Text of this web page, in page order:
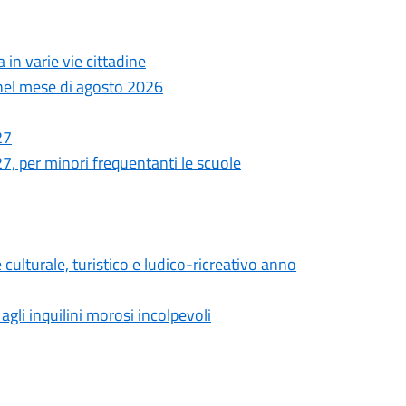
in varie vie cittadine
mese di agosto 2026
per minori frequentanti le scuole
turistico e ludico-ricreativo anno
inquilini morosi incolpevoli